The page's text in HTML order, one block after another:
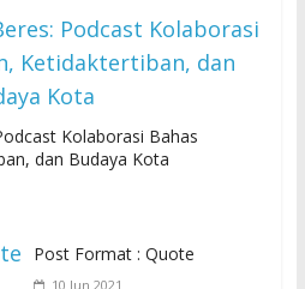
Kolaborasi Bahas
dan Budaya Kota
Post Format : Quote
10 Jun 2021